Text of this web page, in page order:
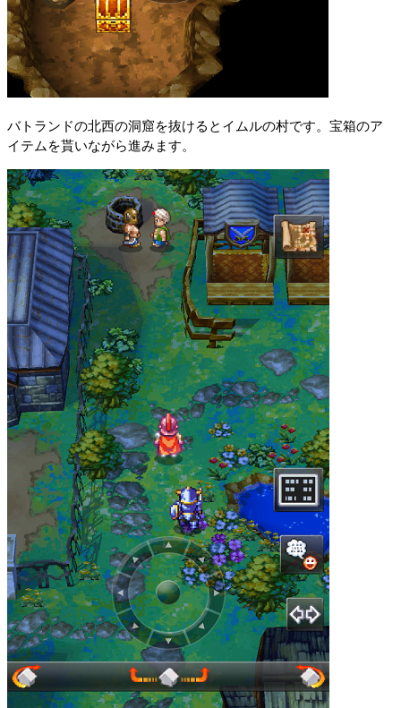
バトランドの北西の洞窟を抜けるとイムルの村です。宝箱のア
イテムを貰いながら進みます。